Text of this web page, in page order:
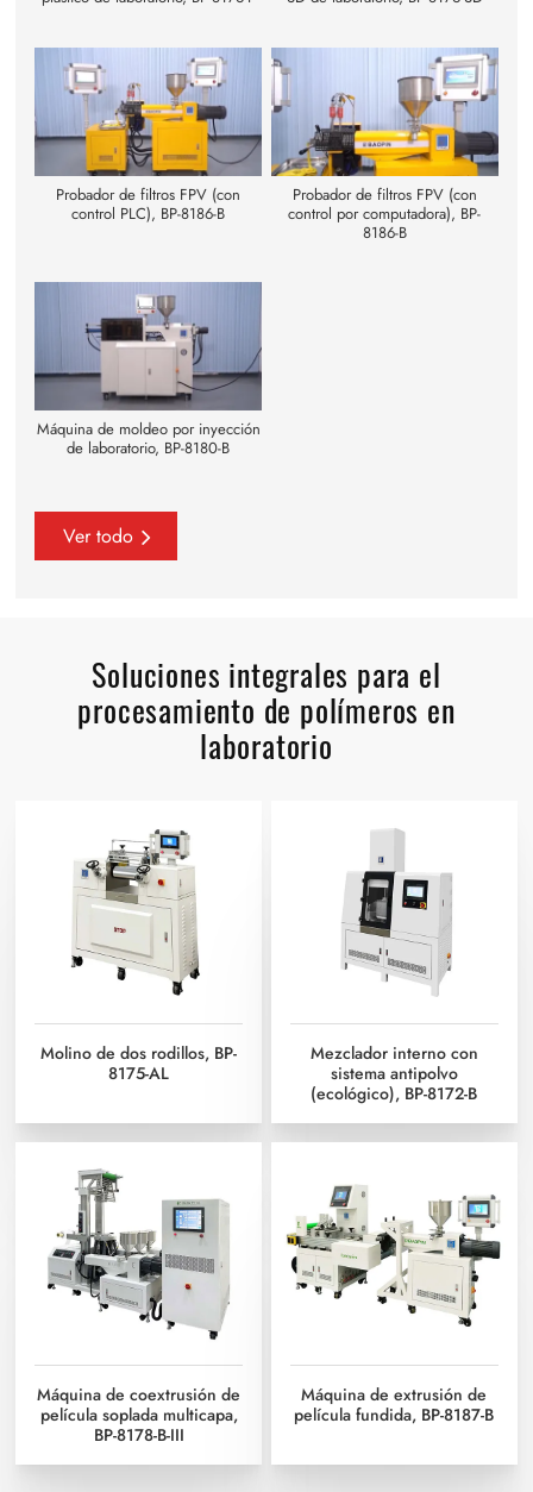
Probador de filtros FPV (con
control PLC), BP-8186-B
Probador de filtros FPV (con
control por computadora), BP-
8186-B
Máquina de moldeo por inyección
de laboratorio, BP-8180-B
Ver todo
Soluciones integrales para el
procesamiento de polímeros en
laboratorio
Molino de dos rodillos, BP-
8175-AL
Mezclador interno con
sistema antipolvo
(ecológico), BP-8172-B
Máquina de coextrusión de
película soplada multicapa,
BP-8178-B-III
Máquina de extrusión de
película fundida, BP-8187-B